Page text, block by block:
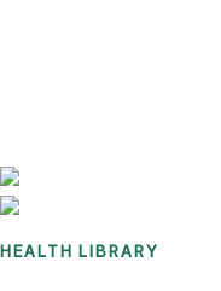
HEALTH LIBRARY